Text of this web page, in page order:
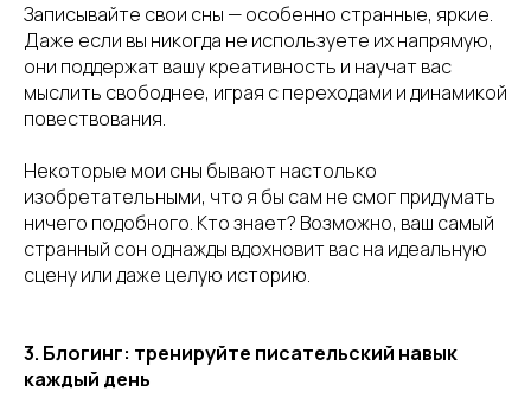
Записывайте свои сны — особенно странные, яркие.
Даже если вы никогда не используете их напрямую,
они поддержат вашу креативность и научат вас
мыслить свободнее, играя с переходами и динамикой
повествования.
Некоторые мои сны бывают настолько
изобретательными, что я бы сам не смог придумать
ничего подобного. Кто знает? Возможно, ваш самый
странный сон однажды вдохновит вас на идеальную
сцену или даже целую историю.
3. Блогинг: тренируйте писательский навык
каждый день